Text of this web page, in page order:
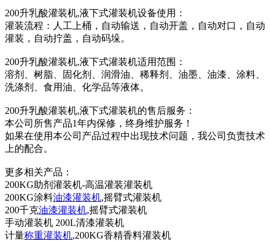
200升乳酸灌装机,液下式灌装机设备使用：
灌装流程：人工上桶，自动输送，自动开盖，自动对口，自动
灌装，自动拧盖，自动码垛。
200升乳酸灌装机,液下式灌装机适用范围：
溶剂、树脂、固化剂、润滑油、稀释剂、油墨、油漆、涂料、
洗涤剂、食用油、化学品等液体。
200升乳酸灌装机,液下式灌装机的售后服务：
本公司所售产品1年内保修，终身维护服务！
如果在使用本公司产品过程中出现技术问题，我公司负责技术
上的配合。
更多相关产品：
200KG助剂灌装机-高温灌装灌装机
200KG涂料油漆灌装机,摇臂式灌装机
200千克油漆灌装机,摇臂式灌装机
手动灌装机 200L清漆灌装机
计量称重灌装机,200KG香精香料灌装机